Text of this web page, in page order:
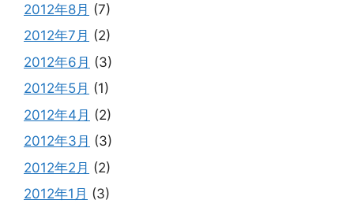
2012年8月 (7)
2012年7月 (2)
2012年6月 (3)
2012年5月 (1)
2012年4月 (2)
2012年3月 (3)
2012年2月 (2)
2012年1月 (3)